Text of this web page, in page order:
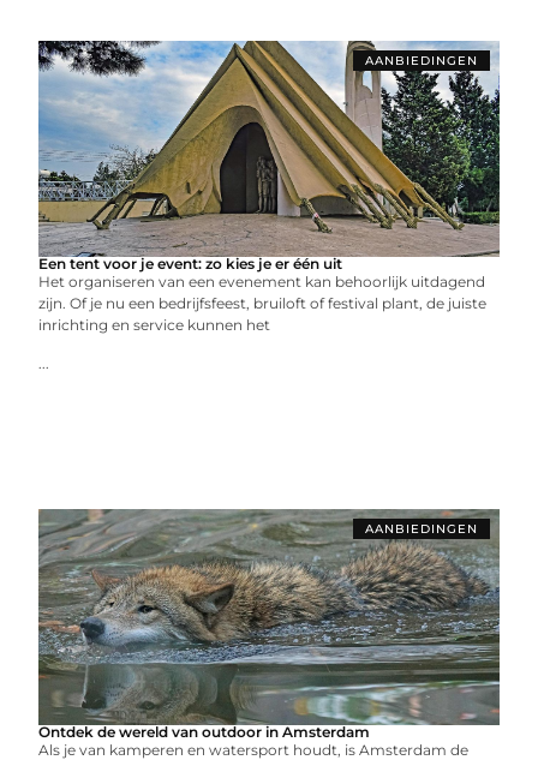
AANBIEDINGEN
Een tent voor je event: zo kies je er één uit
Het organiseren van een evenement kan behoorlijk uitdagend
zijn. Of je nu een bedrijfsfeest, bruiloft of festival plant, de juiste
inrichting en service kunnen het
...
AANBIEDINGEN
Ontdek de wereld van outdoor in Amsterdam
Als je van kamperen en watersport houdt, is Amsterdam de